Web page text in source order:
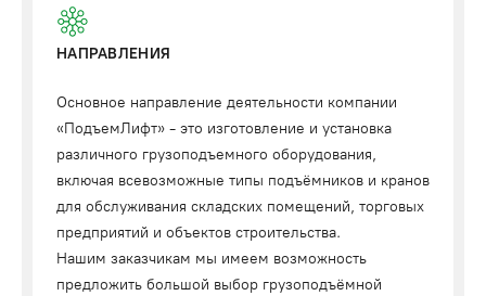
НАПРАВЛЕНИЯ
Основное направление деятельности компании
«ПодъемЛифт» - это изготовление и установка
различного грузоподъемного оборудования,
включая всевозможные типы подъёмников и кранов
для обслуживания складских помещений, торговых
предприятий и объектов строительства.
Нашим заказчикам мы имеем возможность
предложить большой выбор грузоподъёмной